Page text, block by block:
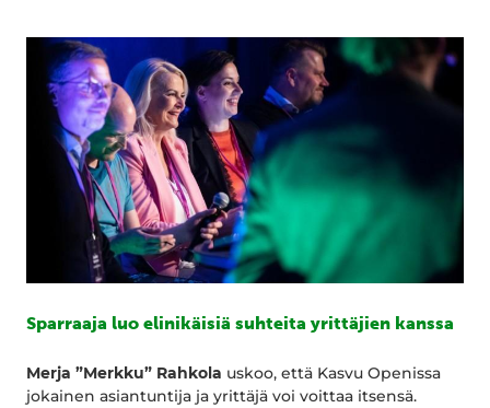
Sparraaja luo elinikäisiä suhteita yrittäjien kanssa
Merja ”Merkku” Rahkola uskoo, että Kasvu Openissa
jokainen asiantuntija ja yrittäjä voi voittaa itsensä.